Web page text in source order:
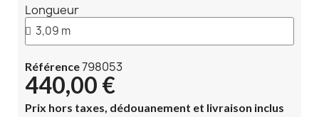
Longueur
Référence798053
440,00 €
Prix hors taxes, dédouanement et livraison inclus